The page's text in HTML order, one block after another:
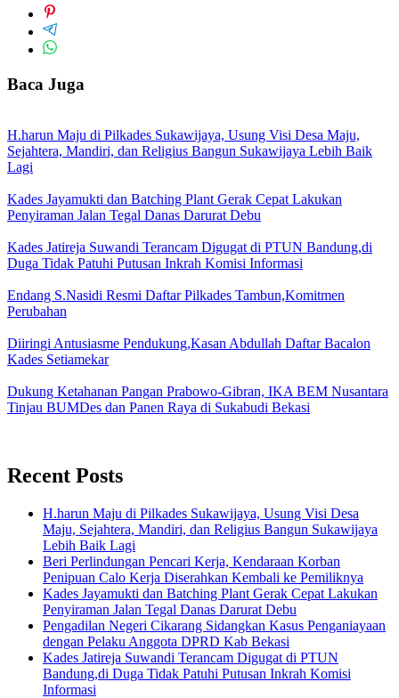
Baca Juga
H.harun Maju di Pilkades Sukawijaya, Usung Visi Desa Maju,
Sejahtera, Mandiri, dan Religius Bangun Sukawijaya Lebih Baik
Lagi
Kades Jayamukti dan Batching Plant Gerak Cepat Lakukan
Penyiraman Jalan Tegal Danas Darurat Debu
Kades Jatireja Suwandi Terancam Digugat di PTUN Bandung,di
Duga Tidak Patuhi Putusan Inkrah Komisi Informasi
Endang S.Nasidi Resmi Daftar Pilkades Tambun,Komitmen
Perubahan
Diiringi Antusiasme Pendukung,Kasan Abdullah Daftar Bacalon
Kades Setiamekar
Dukung Ketahanan Pangan Prabowo-Gibran, IKA BEM Nusantara
Tinjau BUMDes dan Panen Raya di Sukabudi Bekasi
Recent Posts
H.harun Maju di Pilkades Sukawijaya, Usung Visi Desa
Maju, Sejahtera, Mandiri, dan Religius Bangun Sukawijaya
Lebih Baik Lagi
Beri Perlindungan Pencari Kerja, Kendaraan Korban
Penipuan Calo Kerja Diserahkan Kembali ke Pemiliknya
Kades Jayamukti dan Batching Plant Gerak Cepat Lakukan
Penyiraman Jalan Tegal Danas Darurat Debu
Pengadilan Negeri Cikarang Sidangkan Kasus Penganiayaan
dengan Pelaku Anggota DPRD Kab Bekasi
Kades Jatireja Suwandi Terancam Digugat di PTUN
Bandung,di Duga Tidak Patuhi Putusan Inkrah Komisi
Informasi